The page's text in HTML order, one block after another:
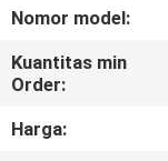
PABRIK
KONTROL
KUALITAS
Nomor model:
Kuantitas min
Order:
Harga: